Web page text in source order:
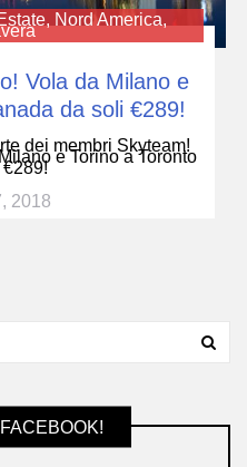
, Nord America,
Vola da Milano e
da soli €289!
dei membri Skyteam!
e Torino a Toronto
2018